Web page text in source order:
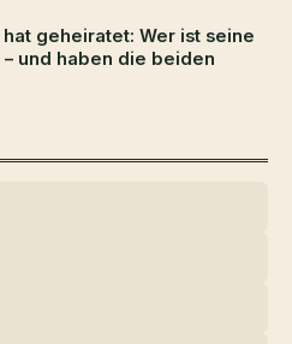
geheiratet: Wer ist seine
– und haben die beiden